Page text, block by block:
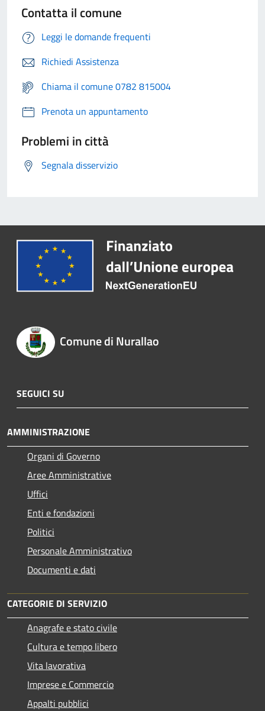
Contatta il comune
Leggi le domande frequenti
Richiedi Assistenza
Chiama il comune 0782 815004
Prenota un appuntamento
Problemi in città
Segnala disservizio
Comune di Nurallao
SEGUICI SU
AMMINISTRAZIONE
Organi di Governo
Aree Amministrative
Uffici
Enti e fondazioni
Politici
Personale Amministrativo
Documenti e dati
CATEGORIE DI SERVIZIO
Anagrafe e stato civile
Cultura e tempo libero
Vita lavorativa
Imprese e Commercio
Appalti pubblici